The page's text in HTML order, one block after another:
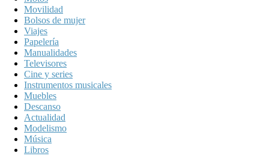
Movilidad
Bolsos de mujer
Viajes
Papelería
Manualidades
Televisores
Cine y series
Instrumentos musicales
Muebles
Descanso
Actualidad
Modelismo
Música
Libros